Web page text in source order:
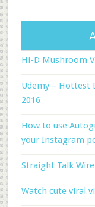
Hi-D Mushroom
Udemy – Hottest
2016
How to use
your Instagram
Straight Talk
Watch cute viral